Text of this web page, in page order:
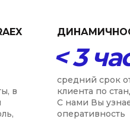
< 3
средний срок
клиента по
С нами Вы
оперативность
в